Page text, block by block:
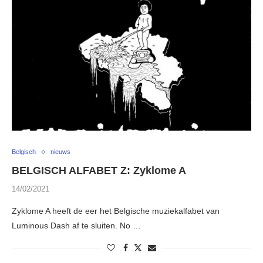
Belgisch nieuws
BELGISCH ALFABET Z: Zyklome A
14/02/2021
Zyklome A heeft de eer het Belgische muziekalfabet van
Luminous Dash af te sluiten. No …